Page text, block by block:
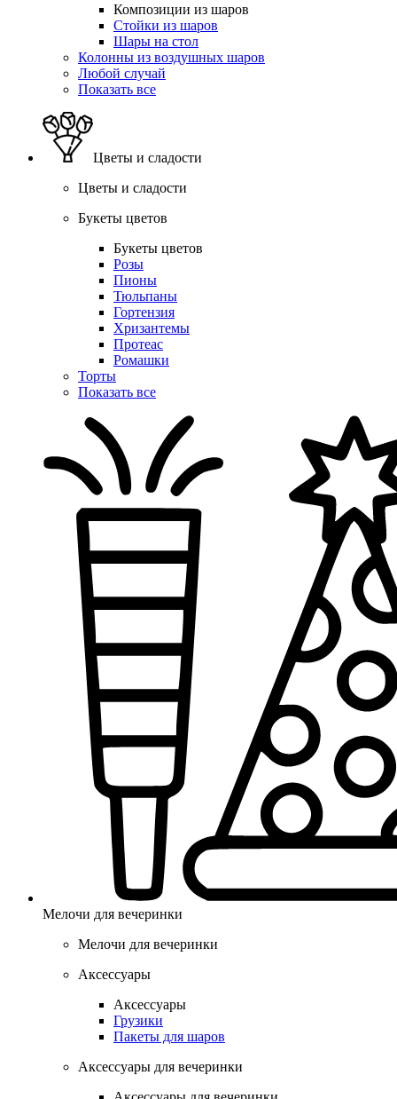
Композиции из шаров
Стойки из шаров
Шары на стол
Колонны из воздушных шаров
Любой случай
Показать все
Цветы и сладости
Цветы и сладости
Букеты цветов
Букеты цветов
Розы
Пионы
Тюльпаны
Гортензия
Хризантемы
Протеас
Ромашки
Торты
Показать все
Мелочи для вечеринки
Мелочи для вечеринки
Аксессуары
Аксессуары
Грузики
Пакеты для шаров
Аксессуары для вечеринки